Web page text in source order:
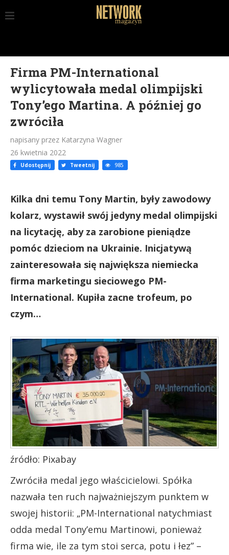
Firma PM-International
wylicytowała medal olimpijski
Tony’ego Martina. A później go
zwróciła
napisany przez Katarzyna Wagner
26 kwietnia 2022
Udostępnij Tweetnij 985
Kilka dni temu Tony Martin, były zawodowy
kolarz, wystawił swój jedyny medal olimpijski
na licytację, aby za zarobione pieniądze
pomóc dzieciom na Ukrainie. Inicjatywą
zainteresowała się największa niemiecka
firma marketingu sieciowego PM-
International. Kupiła zacne trofeum, po
czym…
źródło: Pixabay
Zwróciła medal jego właścicielowi. Spółka
nazwała ten ruch najważniejszym punktem w
swojej historii: „PM-International natychmiast
odda medal Tony’emu Martinowi, ponieważ
firma wie, ile za tym stoi serca, potu i łez” –